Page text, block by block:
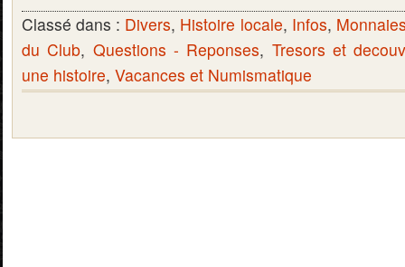
Classé dans : Divers, Histoire locale, Infos,
du Club, Questions - Reponses, Tresors et
une histoire, Vacances et Numismatique